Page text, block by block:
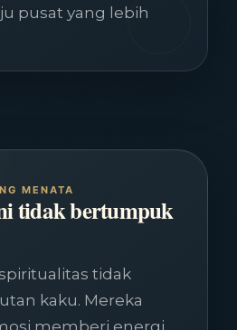
pusat yang lebih
MENATA
tidak bertumpuk
tidak
kaku. Mereka
memberi energi.